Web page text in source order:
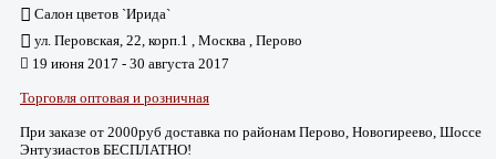
Салон цветов `Ирида`
ул. Перовская, 22, корп.1 , Москва , Перово
19 июня 2017 - 30 августа 2017
Торговля оптовая и розничная
При заказе от 2000руб доставка по районам Перово, Новогиреево, Шоссе
Энтузиастов БЕСПЛАТНО!